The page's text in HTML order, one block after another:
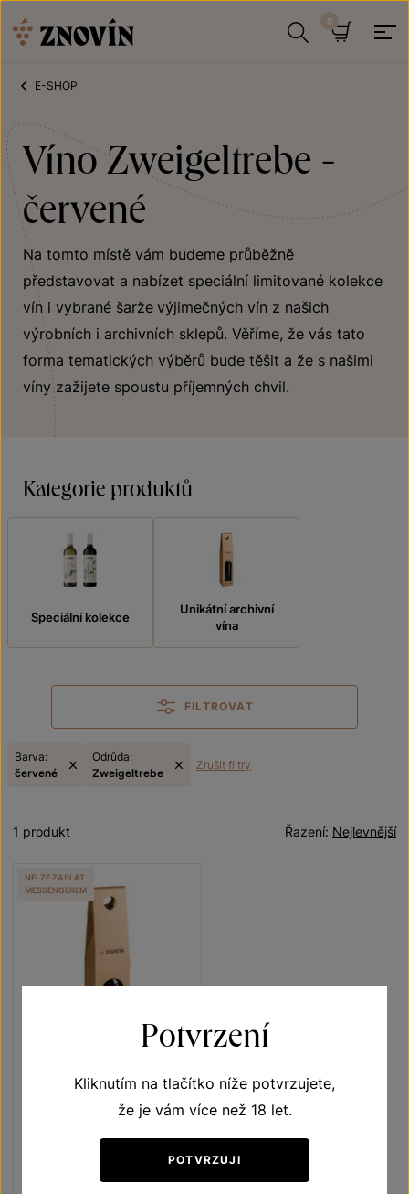
E-SHOP
Víno Zweigeltrebe -
červené
Na tomto místě vám budeme průběžně
představovat a nabízet speciální limitované kolekce
vín i vybrané šarže výjimečných vín z našich
výrobních i archivních sklepů. Věříme, že vás tato
forma tematických výběrů bude těšit a že s našimi
víny zažijete spoustu příjemných chvil.
Kategorie produktů
Speciální kolekce
Unikátní archivní
vína
FILTROVAT
Barva:
červené
Odrůda:
Zweigeltrebe
Zrušit filtry
Nejlevnější
Řazení:
1 produkt
Zweigeltrebe
NELZE ZASLAT
MESSENGEREM
Potvrzení
Kliknutím na tlačítko níže potvrzujete,
že je vám více než 18 let.
POTVRZUJI